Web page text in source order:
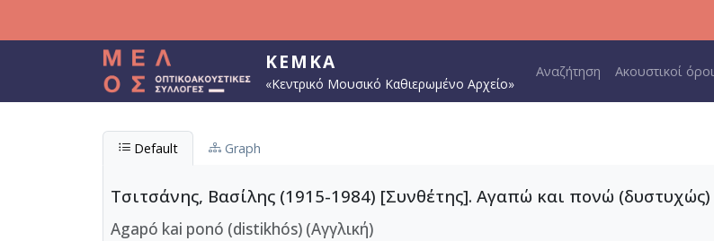
ΚΕΜΚΑ
«Κεντρικό Μουσικό Καθιερωμένο Αρχείο»
Main navigation
Αναζήτηση Ακουστικοί όροι
Default Graph
Τσιτσάνης, Βασίλης (1915-1984) [Συνθέτης]. Αγαπώ και πονώ (δυστυχώς)
Agapó kai ponó (distikhós) (Αγγλική)